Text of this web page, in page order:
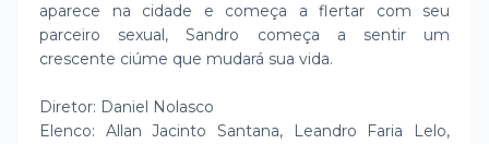
aparece na cidade e começa a flertar com seu
parceiro sexual, Sandro começa a sentir um
crescente ciúme que mudará sua vida.
Diretor: Daniel Nolasco
Elenco: Allan Jacinto Santana, Leandro Faria Lelo,